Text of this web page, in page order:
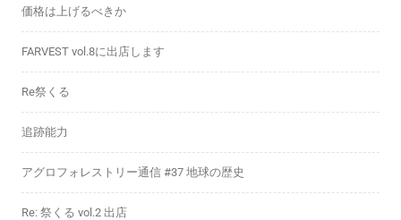
価格は上げるべきか
FARVEST vol.8に出店します
Re祭くる
追跡能力
アグロフォレストリー通信 #37 地球の歴史
Re: 祭くる vol.2 出店